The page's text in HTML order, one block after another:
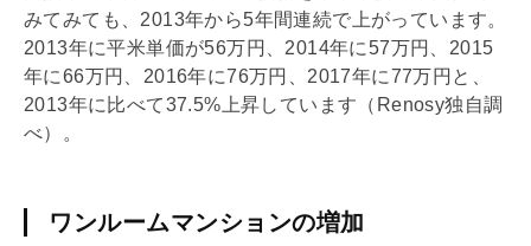
みてみても、2013年から5年間連続で上がっています。
2013年に平米単価が56万円、2014年に57万円、2015
年に66万円、2016年に76万円、2017年に77万円と、
2013年に比べて37.5%上昇しています（Renosy独自調
べ）。
ワンルームマンションの増加